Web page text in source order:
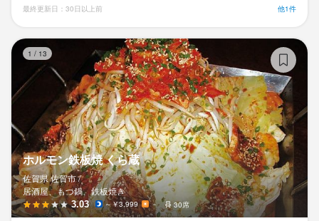
最終更新日：30日以上前 他1件
1 / 13
ホルモン鉄板焼 くら蔵
佐賀県 佐賀市 /
居酒屋、もつ鍋、鉄板焼き
3.03 ～￥3,999 － 30席